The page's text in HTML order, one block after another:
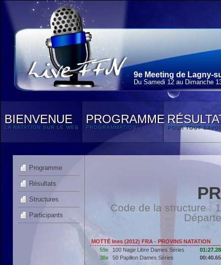
9e Meeting de Lagny-
Du Samedi 12 au Dimanche
BIENVENUE
LA NATATION SUR LE WEB
PROGRAMME
PROGRAMMATION POUR TOUT
Programme
Résultats
Structures
Participants
Code de la structure :
MOTTÉ Ines (2012) FRA - PROVINS NATATION
59e
100 Nage Libre Dames Séries
01:27.28
38e
50 Papillon Dames Séries 00:40.65